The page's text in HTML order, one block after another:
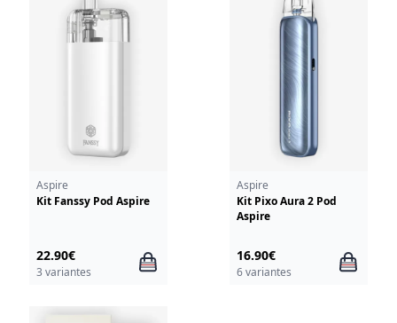
Aspire
Kit Fanssy Pod Aspire
22.90€
3 variantes
Aspire
Kit Pixo Aura 2 Pod
Aspire
16.90€
6 variantes